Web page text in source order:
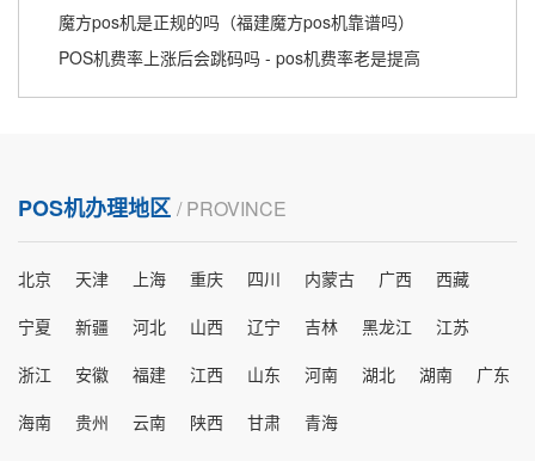
魔方pos机是正规的吗（福建魔方pos机靠谱吗）
POS机费率上涨后会跳码吗 - pos机费率老是提高
POS机办理地区 / PROVINCE
北京 天津 上海 重庆 四川 内蒙古 广西
西藏
宁夏
新疆 河北 山西 辽宁 吉林 黑龙江
江苏
浙江
安徽 福建 江西 山东 河南 湖北 湖南
广东
海南
贵州 云南 陕西 甘肃 青海